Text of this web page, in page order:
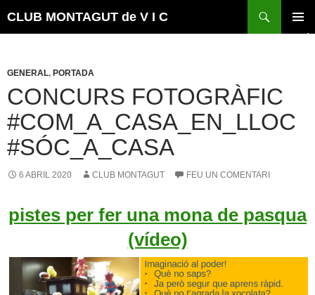
CLUB MONTAGUT de V I C
GENERAL, PORTADA
CONCURS FOTOGRÀFIC
#COM_A_CASA_EN_LLOC
#SÓC_A_CASA
6 ABRIL 2020 CLUB MONTAGUT FEU UN COMENTARI
pistes per fer una mona de pasqua
(vídeo)